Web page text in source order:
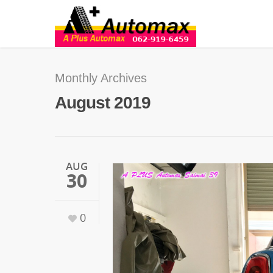
Monthly Archives
August 2019
AUG
30
0